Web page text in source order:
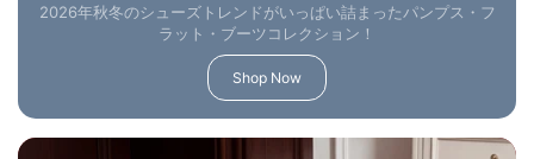
2026年秋冬のシューズトレンドがいっぱい詰まったパンプス・フ
ラット・ブーツコレクション！
Shop Now